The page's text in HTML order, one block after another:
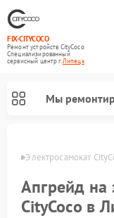
FIX-CITYCOCO
Ремонт устройств CityCoco
Специализированный
cервисный центр г.Липецк
Мы
Электросамокат
Апгрейд на
CityCoco в